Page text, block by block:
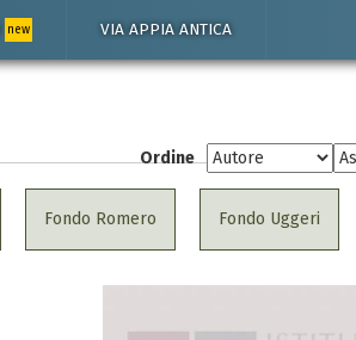
new VIA APPIA ANTICA
Ordine
Fondo Romero Fondo Uggeri